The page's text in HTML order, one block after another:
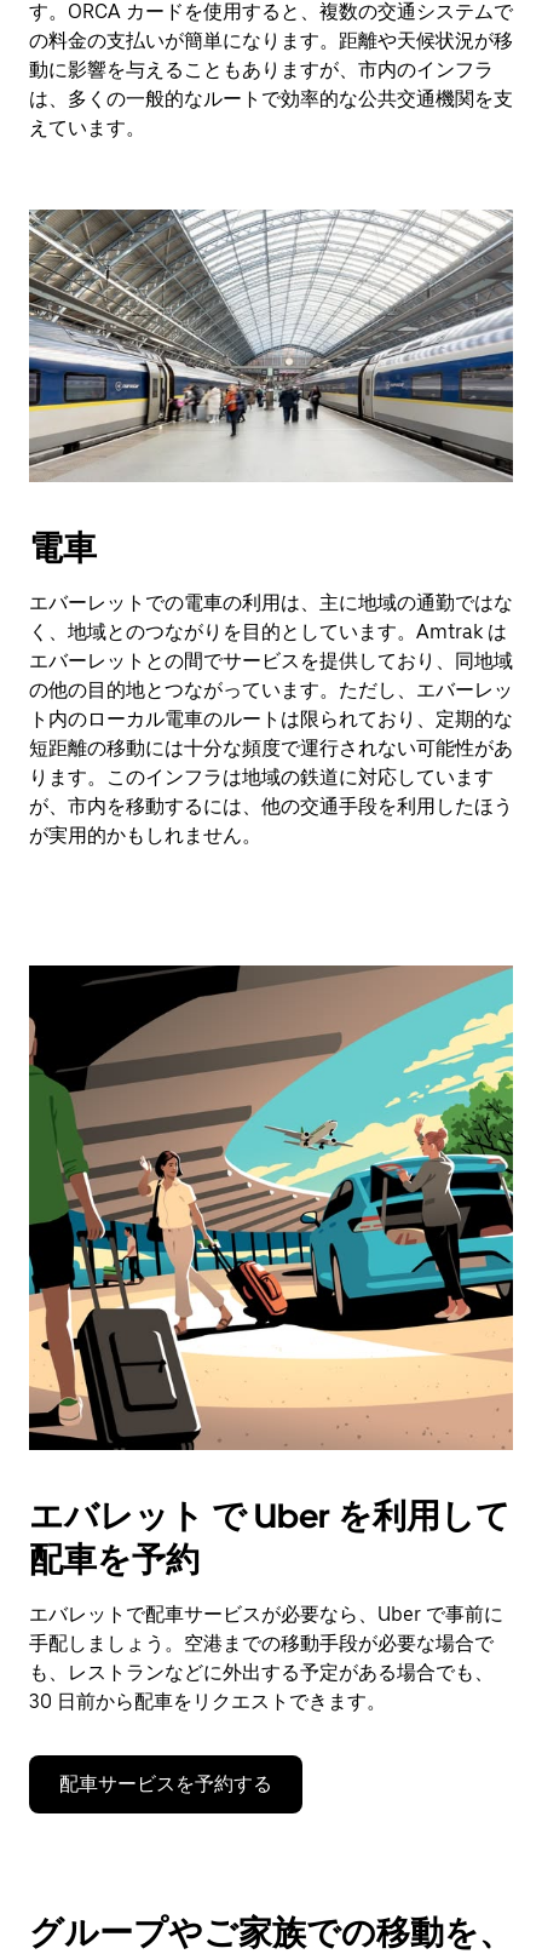
す。ORCA カードを使用すると、複数の交通システムで
の料金の支払いが簡単になります。距離や天候状況が移
動に影響を与えることもありますが、市内のインフラ
は、多くの一般的なルートで効率的な公共交通機関を支
えています。
電車
エバーレットでの電車の利用は、主に地域の通勤ではな
く、地域とのつながりを目的としています。Amtrak は
エバーレットとの間でサービスを提供しており、同地域
の他の目的地とつながっています。ただし、エバーレッ
ト内のローカル電車のルートは限られており、定期的な
短距離の移動には十分な頻度で運行されない可能性があ
ります。このインフラは地域の鉄道に対応しています
が、市内を移動するには、他の交通手段を利用したほう
が実用的かもしれません。
エバレット で Uber を利用して
配車を予約
エバレットで配車サービスが必要なら、Uber で事前に
手配しましょう。空港までの移動手段が必要な場合で
も、レストランなどに外出する予定がある場合でも、
30 日前から配車をリクエストできます。
配車サービスを予約する
グループやご家族での移動を、